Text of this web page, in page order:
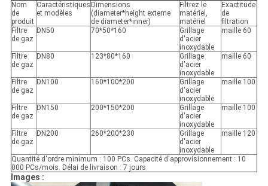
Nom
de
produit
Caractéristiques
et modèles
Dimensions
(diameter*height externe
de diameter*inner)
Filtrez le
matériel,
matériel
Exactitude
de
filtration
Filtre
de gaz
DN50 70*50*160
Grillage
d'acier
inoxydable
maille 60
Filtre
de gaz
DN80 123*80*160
Grillage
d'acier
inoxydable
maille 60
Filtre
de gaz
DN100 160*100*200
Grillage
d'acier
inoxydable
maille 100
Filtre
de gaz
DN150 200*150*200
Grillage
d'acier
inoxydable
maille 100
Filtre
de gaz
DN200 260*200*230
Grillage
d'acier
inoxydable
maille 120
Quantité d'ordre minimum : 100 PCs. Capacité d'approvisionnement : 10
000 PCs/mois. Délai de livraison : 7 jours
Images :